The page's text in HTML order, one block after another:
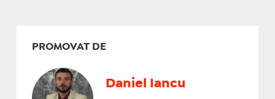
PROMOVAT DE
Daniel Iancu